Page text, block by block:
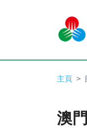
主頁
澳